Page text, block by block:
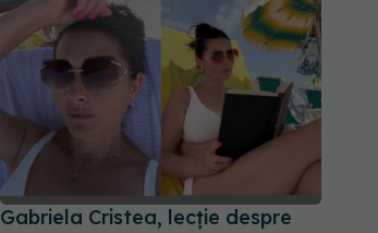
Gabriela Cristea, lecție despre